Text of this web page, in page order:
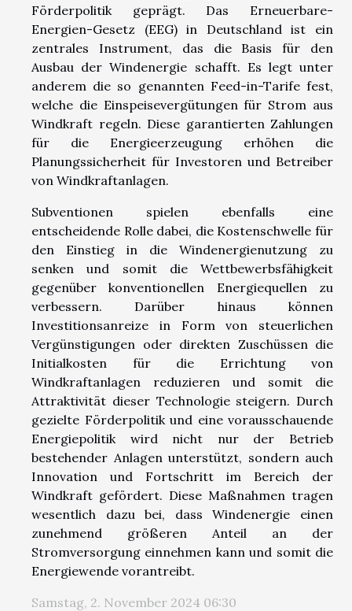
Förderpolitik geprägt. Das Erneuerbare-
Energien-Gesetz (EEG) in Deutschland ist ein
zentrales Instrument, das die Basis für den
Ausbau der Windenergie schafft. Es legt unter
anderem die so genannten Feed-in-Tarife fest,
welche die Einspeisevergütungen für Strom aus
Windkraft regeln. Diese garantierten Zahlungen
für die Energieerzeugung erhöhen die
Planungssicherheit für Investoren und Betreiber
von Windkraftanlagen.
Subventionen spielen ebenfalls eine
entscheidende Rolle dabei, die Kostenschwelle für
den Einstieg in die Windenergienutzung zu
senken und somit die Wettbewerbsfähigkeit
gegenüber konventionellen Energiequellen zu
verbessern. Darüber hinaus können
Investitionsanreize in Form von steuerlichen
Vergünstigungen oder direkten Zuschüssen die
Initialkosten für die Errichtung von
Windkraftanlagen reduzieren und somit die
Attraktivität dieser Technologie steigern. Durch
gezielte Förderpolitik und eine vorausschauende
Energiepolitik wird nicht nur der Betrieb
bestehender Anlagen unterstützt, sondern auch
Innovation und Fortschritt im Bereich der
Windkraft gefördert. Diese Maßnahmen tragen
wesentlich dazu bei, dass Windenergie einen
zunehmend größeren Anteil an der
Stromversorgung einnehmen kann und somit die
Energiewende vorantreibt.
Samstag, 2. November 2024 06:30